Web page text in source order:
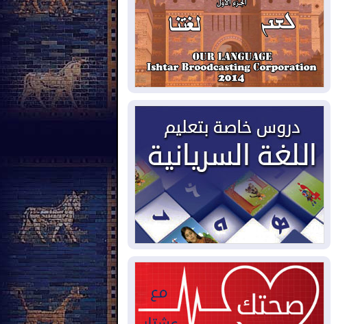
2026-08-04
بيترو يشكو تزوير الانتخابات
الرئاسية ويحذر من "حرب أهلية" في
كولومبيا
2026-08-03رئيس إقليم كوردستان في
2026-08-03العراق يؤكد مجدداً التزامه
بمنع الهجمات على الدول المجاورة
2026-08-03العجز والاقتراض يطوقان
المالية العراقية.. اقتراض يتجاوز 3 تريليونات
دينار!
2026-08-03كوبا تغرق في الظلام مجددا
2026-08-03
أوامر بإجلاء 60 ألف شخص
بسبب الحرائق في ولاية واشنطن